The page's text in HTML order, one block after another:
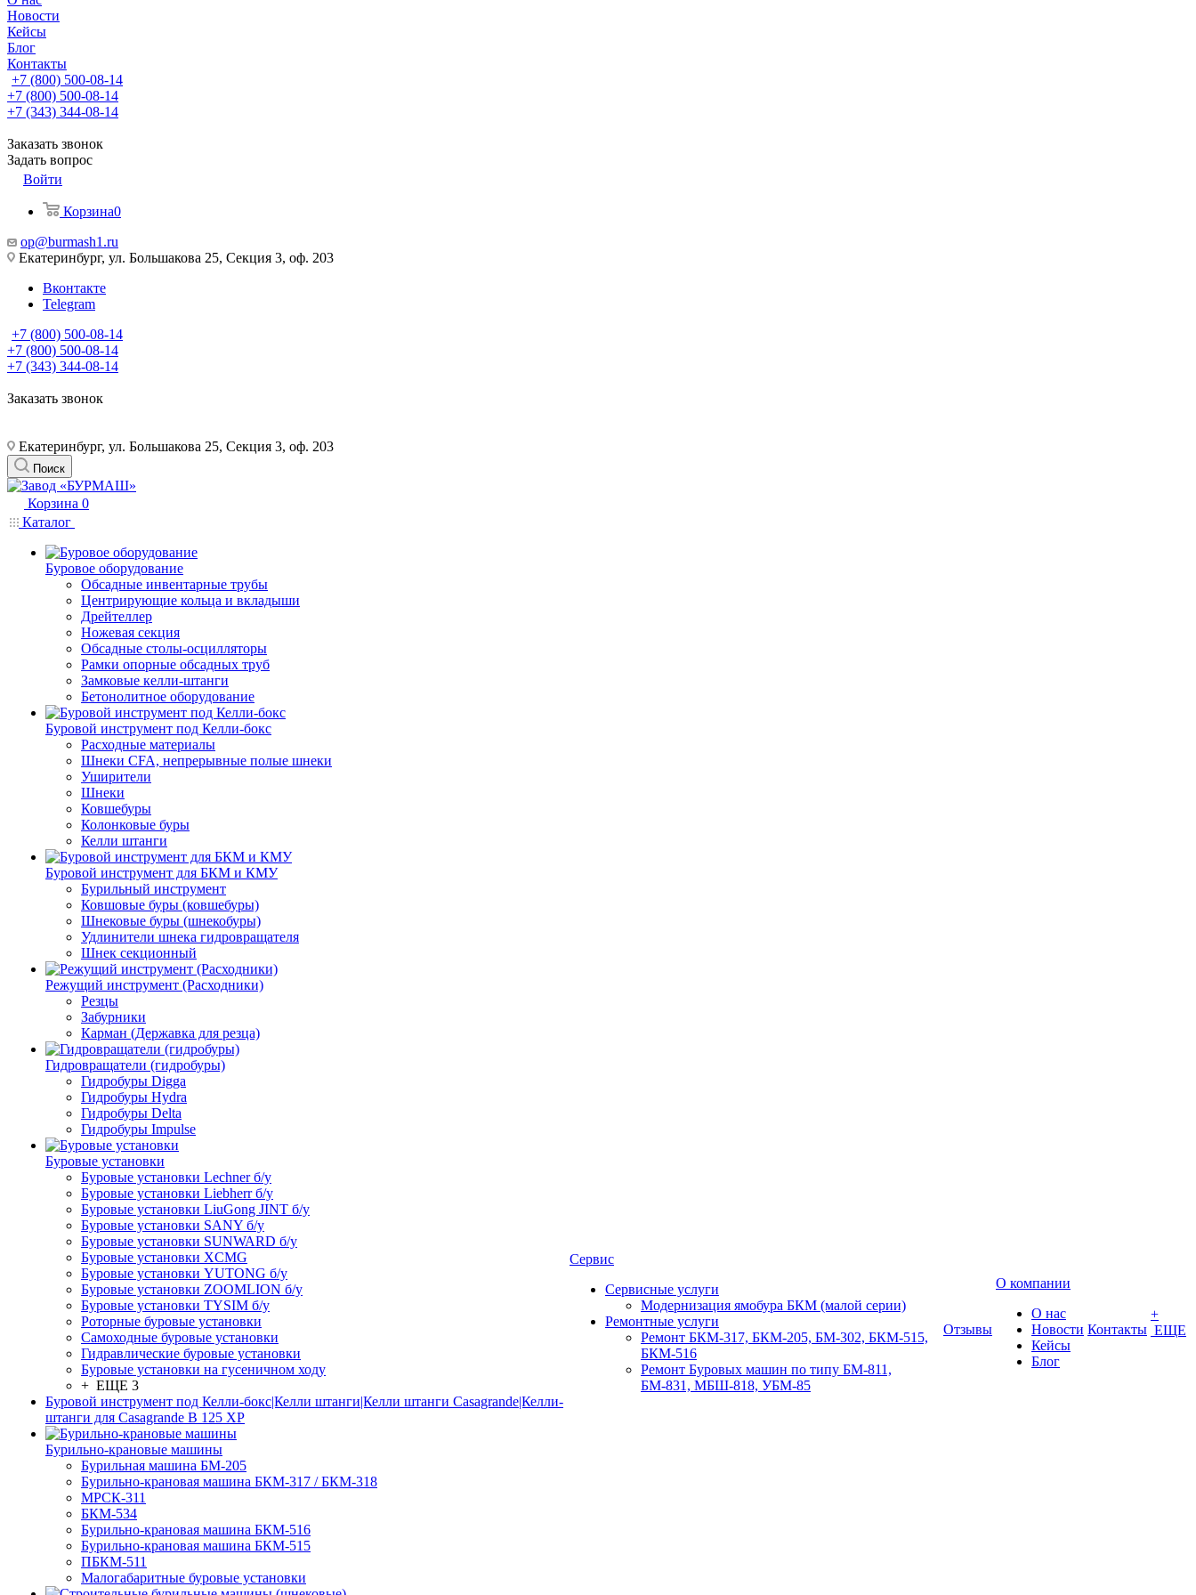
Новости
Кейсы
Блог
Контакты
+7 (800) 500-08-14
+7 (800) 500-08-14
+7 (343) 344-08-14
Заказать звонок
Задать вопрос
Войти
Корзина0
op@burmash1.ru
Екатеринбург, ул. Большакова 25, Секция 3, оф. 203
Вконтакте
Telegram
+7 (800) 500-08-14
+7 (800) 500-08-14
+7 (343) 344-08-14
Заказать звонок
Екатеринбург, ул. Большакова 25, Секция 3, оф. 203
Поиск
Корзина 0
Каталог
Буровое оборудование
Обсадные инвентарные трубы
Центрирующие кольца и вкладыши
Дрейтеллер
Ножевая секция
Обсадные столы-осцилляторы
Рамки опорные обсадных труб
Замковые келли-штанги
Бетонолитное оборудование
Буровой инструмент под Келли-бокс
Расходные материалы
Шнеки CFA, непрерывные полые шнеки
Уширители
Шнеки
Ковшебуры
Колонковые буры
Келли штанги
Буровой инструмент для БКМ и КМУ
Бурильный инструмент
Ковшовые буры (ковшебуры)
Шнековые буры (шнекобуры)
Удлинители шнека гидровращателя
Шнек секционный
Режущий инструмент (Расходники)
Резцы
Забурники
Карман (Державка для резца)
Гидровращатели (гидробуры)
Гидробуры Digga
Гидробуры Hydra
Гидробуры Delta
Гидробуры Impulse
Буровые установки
Буровые установки Lechner б/у
Буровые установки Liebherr б/у
Буровые установки LiuGong JINT б/у
Буровые установки SANY б/у
Буровые установки SUNWARD б/у
Буровые установки XCMG
Буровые установки YUTONG б/у
Буровые установки ZOOMLION б/у
Буровые установки TYSIM б/у
Роторные буровые установки
Самоходные буровые установки
Гидравлические буровые установки
Буровые установки на гусеничном ходу
+ ЕЩЕ 3
Буровой инструмент под Келли-бокс|Келли штанги|Келли штанги Casagrande|Келли-
штанги для Casagrande B 125 XP
Бурильно-крановые машины
Бурильная машина БМ-205
Бурильно-крановая машина БКМ-317 / БКМ-318
МРСК-311
БКМ-534
Бурильно-крановая машина БКМ-516
Бурильно-крановая машина БКМ-515
ПБКМ-511
Малогабаритные буровые установки
Сервис
Сервисные услуги
Модернизация ямобура БКМ (малой серии)
Ремонтные услуги
Ремонт БКМ-317, БКМ-205, БМ-302, БКМ-515,
БКМ-516
Ремонт Буровых машин по типу БМ-811,
БМ-831, МБШ-818, УБМ-85
Отзывы
О компании
О нас
Новости
Кейсы
Блог
Контакты
+
ЕЩЕ